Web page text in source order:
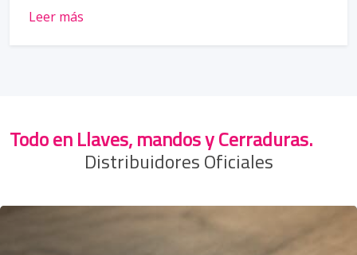
Leer más
Todo en Llaves, mandos y Cerraduras.
Distribuidores Oficiales